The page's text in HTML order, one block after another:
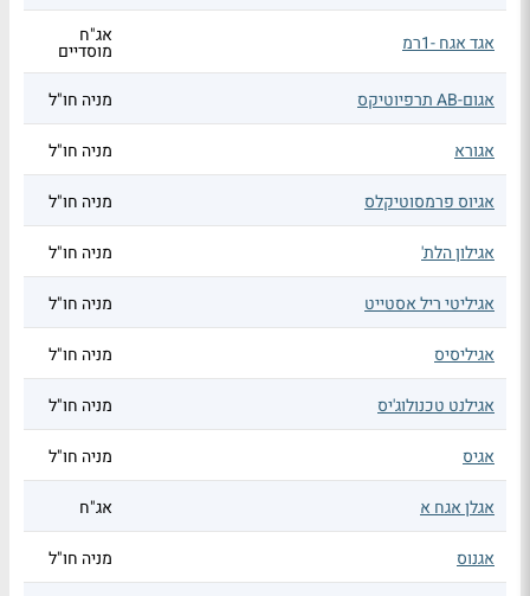
אגד אגח -1רמ אג"ח
מוסדיים
אגום-AB תרפיוטיקס
מניה חו"ל
אגורא מניה חו"ל
אגיוס פרמסוטיקלס מניה חו"ל
אגילון הלת' מניה חו"ל
אגיליטי ריל אסטייט מניה חו"ל
אגיליסיס מניה חו"ל
אגילנט טכנולוג'יס מניה חו"ל
אגיס מניה חו"ל
אגלן אגח א אג"ח
אגנוס מניה חו"ל